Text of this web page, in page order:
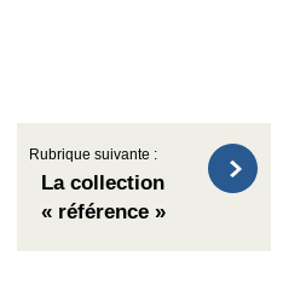
Rubrique suivante :
La collection
« référence »